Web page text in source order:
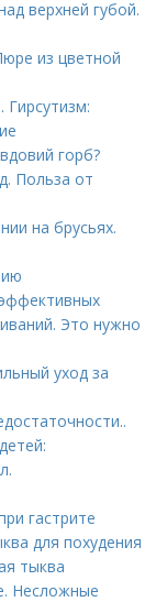
верхней губой.
из цветной
Гирсутизм:
горб?
Польза от
на брусьях.
Это нужно
уход за
гастрите
для похудения
тыква
Несложные